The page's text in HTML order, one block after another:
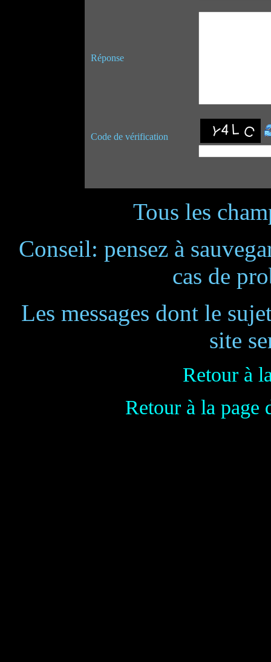
Réponse
Code de vérification
Tous les
Conseil: pensez à
cas de
Les messages dont le
site
Retour à
Retour à la page